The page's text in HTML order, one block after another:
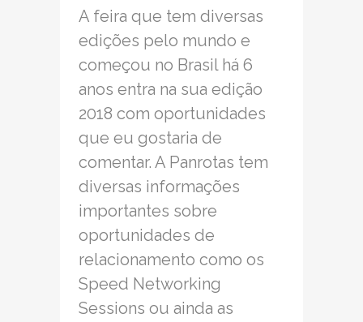
A feira que tem diversas
edições pelo mundo e
começou no Brasil há 6
anos entra na sua edição
2018 com oportunidades
que eu gostaria de
comentar. A Panrotas tem
diversas informações
importantes sobre
oportunidades de
relacionamento como os
Speed Networking
Sessions ou ainda as